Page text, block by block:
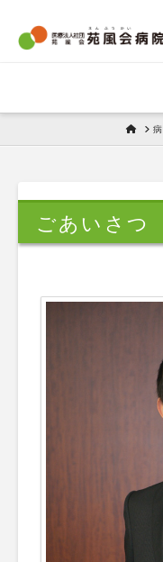
ごあいさつ